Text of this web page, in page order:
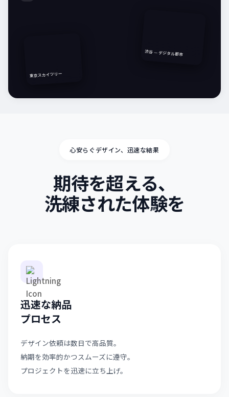
渋谷 — デジタル都市
東京スカイツリー
心安らぐデザイン、迅速な結果
期待を超える、
洗練された体験を
迅速な納品
プロセス
デザイン依頼は数日で高品質。
納期を効率的かつスムーズに遵守。
プロジェクトを迅速に立ち上げ。